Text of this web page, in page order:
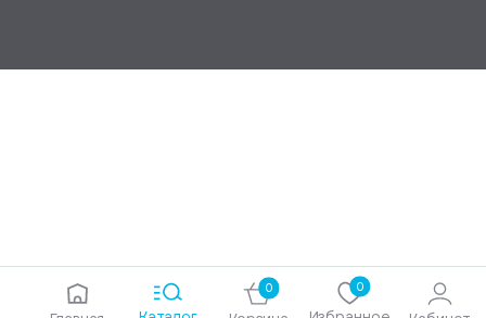
0 0
на-
Самара